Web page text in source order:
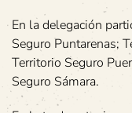
En la delegación
Seguro Puntarenas;
Territorio Seguro
Seguro Sámara.